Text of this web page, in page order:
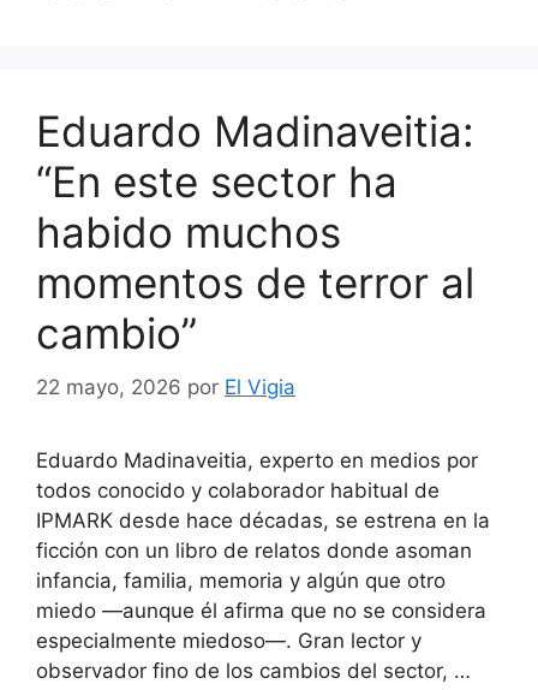
Eduardo Madinaveitia:
“En este sector ha
habido muchos
momentos de terror al
cambio”
22 mayo, 2026 por El Vigia
Eduardo Madinaveitia, experto en medios por
todos conocido y colaborador habitual de
IPMARK desde hace décadas, se estrena en la
ficción con un libro de relatos donde asoman
infancia, familia, memoria y algún que otro
miedo —aunque él afirma que no se considera
especialmente miedoso—. Gran lector y
observador fino de los cambios del sector, …